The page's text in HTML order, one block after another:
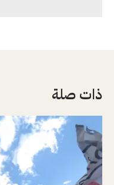
ذات صلة